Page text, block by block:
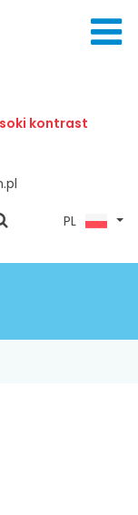
kontrast
pokaż
PL